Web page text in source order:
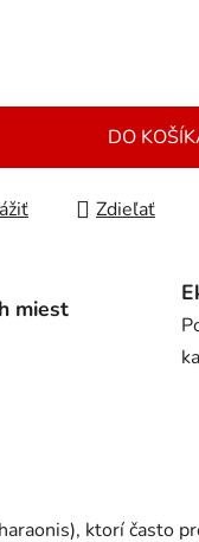
DO
Zdieľať
miest
ktorí často